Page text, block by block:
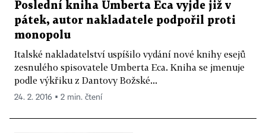
Poslední kniha Umberta Eca vyjde již v
pátek, autor nakladatele podpořil proti
monopolu
Italské nakladatelství uspíšilo vydání nové knihy esejů
zesnulého spisovatele Umberta Eca. Kniha se jmenuje
podle výkřiku z Dantovy Božské...
24. 2. 2016 ▪ 2 min. čtení